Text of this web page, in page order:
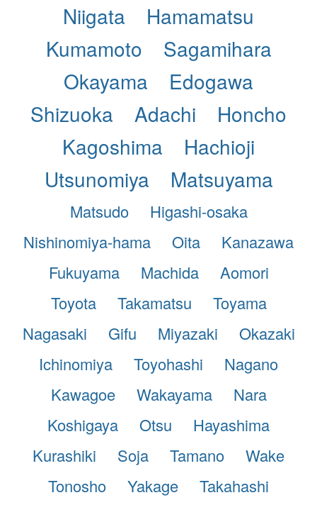
Niigata
Hamamatsu
Kumamoto
Sagamihara
Okayama
Edogawa
Shizuoka
Adachi
Honcho
Kagoshima
Hachioji
Utsunomiya
Matsuyama
Matsudo
Higashi-osaka
Nishinomiya-hama
Oita
Kanazawa
Fukuyama
Machida
Aomori
Toyota
Takamatsu
Toyama
Nagasaki
Gifu Miyazaki
Okazaki
Ichinomiya
Toyohashi
Nagano
Kawagoe
Wakayama
Nara
Koshigaya
Otsu
Hayashima
Kurashiki
Soja Tamano
Wake
Tonosho
Yakage
Takahashi